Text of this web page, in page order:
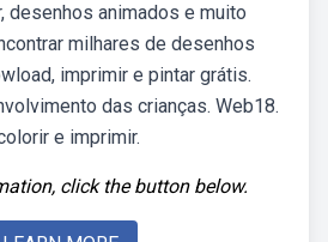
desenhos animados e muito
milhares de desenhos
imprimir e pintar grátis.
das crianças. Web18.
e imprimir.
click the button below.